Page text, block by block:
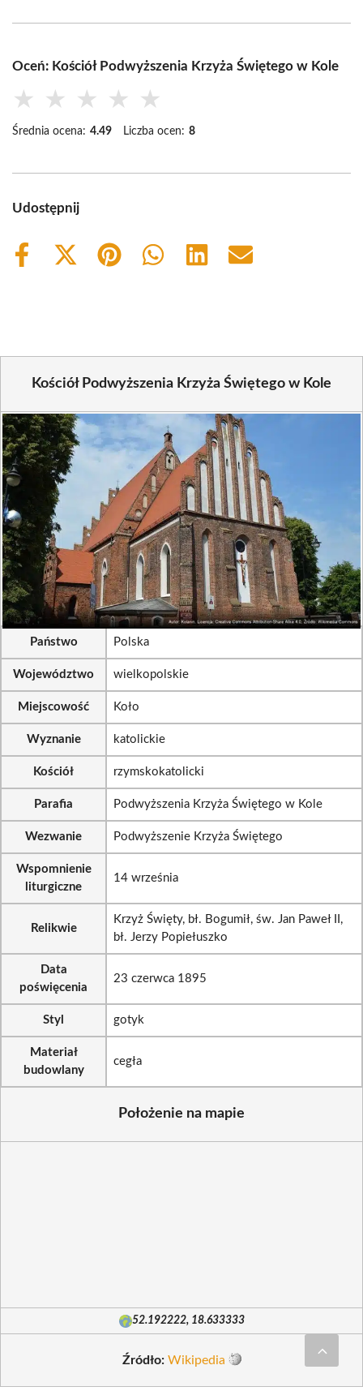
Oceń: Kościół Podwyższenia Krzyża Świętego w Kole
★ ★ ★ ★ ★
Średnia ocena: 4.49 Liczba ocen: 8
Udostępnij
Share
Share
Share
Share
Share
Share
Kościół Podwyższenia Krzyża Świętego w Kole
Państwo Polska
Województwo wielkopolskie
Miejscowość Koło
Wyznanie katolickie
Kościół rzymskokatolicki
Parafia Podwyższenia Krzyża Świętego w Kole
Wezwanie Podwyższenie Krzyża Świętego
Wspomnienie
liturgiczne
14 września
Relikwie
Krzyż Święty, bł. Bogumił, św. Jan Paweł II,
bł. Jerzy Popiełuszko
Data
poświęcenia
23 czerwca 1895
Styl gotyk
Materiał
budowlany
cegła
Położenie na mapie
52.192222, 18.633333
Źródło: Wikipedia